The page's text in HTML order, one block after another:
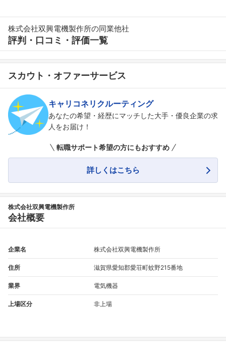
株式会社双興電機製作所の同業他社
評判・口コミ・評価一覧
スカウト・オファーサービス
キャリコネリクルーティング
あなたの希望・経歴にマッチした大手・優良企業の求
人をお届け！
転職サポート希望の方にもおすすめ
詳しくはこちら
株式会社双興電機製作所
会社概要
企業名 株式会社双興電機製作所
住所 滋賀県愛知郡愛荘町蚊野215番地
業界 電気機器
上場区分 非上場